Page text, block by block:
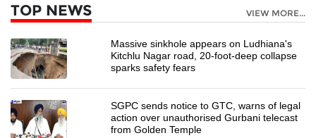
TOP NEWS VIEW MORE...
Massive sinkhole appears on Ludhiana's
Kitchlu Nagar road, 20-foot-deep collapse
sparks safety fears
SGPC sends notice to GTC, warns of legal
action over unauthorised Gurbani telecast
from Golden Temple